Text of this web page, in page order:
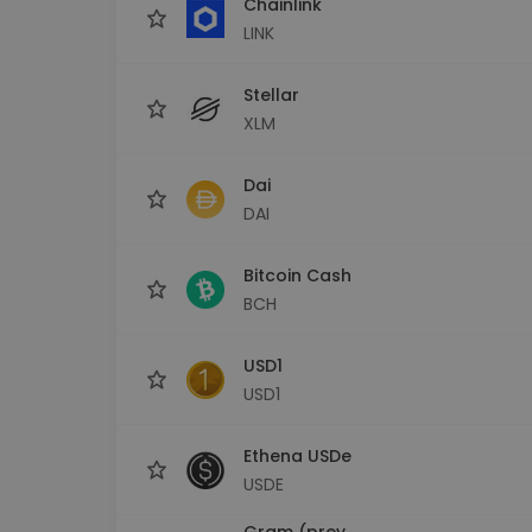
LINK
Stellar
XLM
Dai
DAI
Bitcoin Cash
BCH
USD1
USD1
Ethena USDe
USDE